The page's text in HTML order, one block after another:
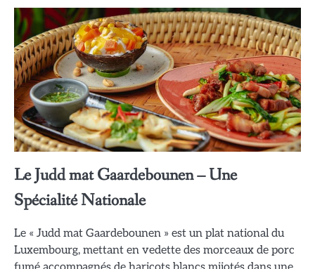
Le Judd mat Gaardebounen – Une
Spécialité Nationale
Le « Judd mat Gaardebounen » est un plat national du
Luxembourg, mettant en vedette des morceaux de porc